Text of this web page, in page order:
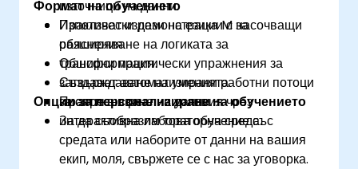
източници на данни.
Използват изрази на езика M за
разширяване на логиката за
трансформация.
Създават автоматизирани работни потоци
за опресняване на данни.
Формат на обучението
Практически демонстрации с насочващи
обяснения.
Обширни практически упражнения за
затвърждаване на уменията.
Практика в реални условия чрез
интерактивна лабораторна среда.
Опции за персонализиране на обучението
За да съобразим това обучение със
средата или наборите от данни на вашия
екип, моля, свържете се с нас за уговорка.